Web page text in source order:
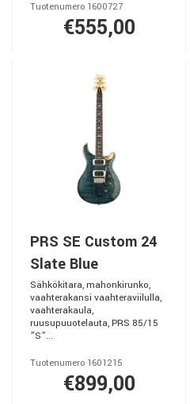
Tuotenumero 1600727
€555,00
PRS SE Custom 24
Slate Blue
Sähkökitara, mahonkirunko,
vaahterakansi vaahteraviilulla,
vaahterakaula,
ruusupuuotelauta, PRS 85/15
”S”...
Tuotenumero 1601215
€899,00